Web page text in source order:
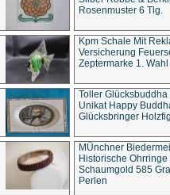
Rosenmuster 6 Tlg.
Kpm Schale Mit
Versicherung
Zeptermarke 1. Wahl
Toller Glücksbuddha
Unikat Happy
Glücksbringer
MÜnchner
Historische Ohrringe
Schaumgold 585
Perlen